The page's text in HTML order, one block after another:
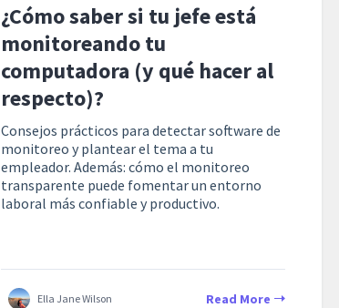
¿Cómo saber si tu jefe está
monitoreando tu
computadora (y qué hacer al
respecto)?
Consejos prácticos para detectar software de
monitoreo y plantear el tema a tu
empleador. Además: cómo el monitoreo
transparente puede fomentar un entorno
laboral más confiable y productivo.
Ella Jane Wilson Read More